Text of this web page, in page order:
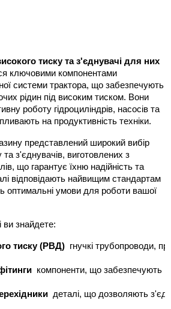
тиску та з'єднувачі для них
ключовими компонентами
системи трактора, що забезпечують
рідин під високим тиском. Вони
роботу гідроциліндрів, насосів та
на продуктивність техніки.
представлений широкий вибір
та з'єднувачів, виготовлених з
що гарантує їхню надійність та
відповідають найвищим стандартам
оптимальні умови для роботи вашої
знайдете:
тиску (РВД) гнучкі трубопроводи,
компоненти, що забезпечують
деталі, що дозволяють